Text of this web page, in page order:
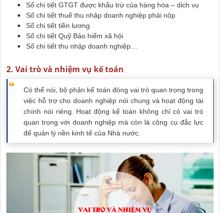
Sổ chi tiết GTGT được khấu trừ của hàng hóa – dịch vụ
Sổ chi tiết thuế thu nhập doanh nghiệp phải nộp
Sổ chi tiết tiền lương
Sổ chi tiết Quỹ Bảo hiểm xã hội
Sổ chi tiết thu nhập doanh nghiệp…
2. Vai trò và nhiệm vụ kế toán
Có thể nói, bộ phận kế toán đóng vai trò quan trọng trong
việc hỗ trợ cho doanh nghiệp nói chung và hoạt động tài
chính nói riêng. Hoạt động kế toán không chỉ có vai trò
quan trọng với doanh nghiệp mà còn là công cụ đắc lực
để quản lý nền kinh tế của Nhà nước.